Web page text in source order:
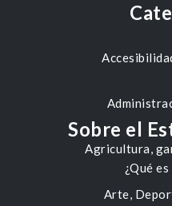
Agricultura,
Arte,
Sobre el
¿Qué